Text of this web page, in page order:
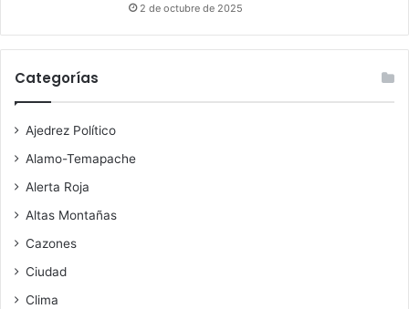
2 de octubre de 2025
Categorías
Ajedrez Político
Alamo-Temapache
Alerta Roja
Altas Montañas
Cazones
Ciudad
Clima